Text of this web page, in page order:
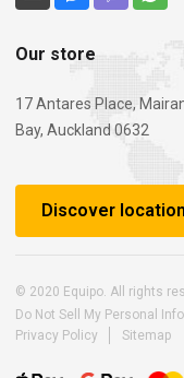
Our store
17 Antares Place,
Bay, Auckland 0632
Discover
© 2020 Equipo. All rights
Do Not Sell My Personal
Privacy Policy
Sitemap